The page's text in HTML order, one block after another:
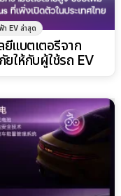
า EV ล่าสุด
แบตเตอรี่จาก
ให้กับผู้ใช้รถ EV